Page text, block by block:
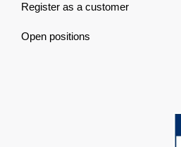
Register as a customer
Open positions